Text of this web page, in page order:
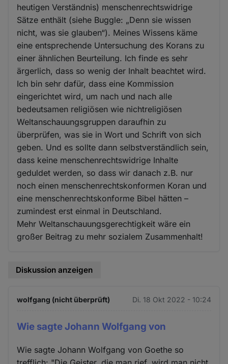
heutigen Verständnis) menschenrechtswidrige
Sätze enthält (siehe Buggle: „Denn sie wissen
nicht, was sie glauben“). Meines Wissens käme
eine entsprechende Untersuchung des Korans zu
einer ähnlichen Beurteilung. Ich finde es sehr
ärgerlich, dass so wenig der Inhalt beachtet wird.
Ich bin sehr dafür, dass eine Kommission
eingerichtet wird, um nach und nach alle
bedeutsamen religiösen wie nichtreligiösen
Weltanschauungsgruppen daraufhin zu
überprüfen, was sie in Wort und Schrift von sich
geben. Und es sollte dann selbstverständlich sein,
dass keine menschenrechtswidrige Inhalte
geduldet werden, so dass wir danach z.B. nur
noch einen menschenrechtskonformen Koran und
eine menschenrechtskonforme Bibel hätten –
zumindest erst einmal in Deutschland.
Mehr Weltanschauungsgerechtigkeit wäre ein
großer Beitrag zu mehr sozialem Zusammenhalt!
Diskussion anzeigen
wolfgang (nicht überprüft) Di. 18 Okt 2022 - 10:24
Wie sagte Johann Wolfgang von
Wie sagte Johann Wolfgang von Goethe so